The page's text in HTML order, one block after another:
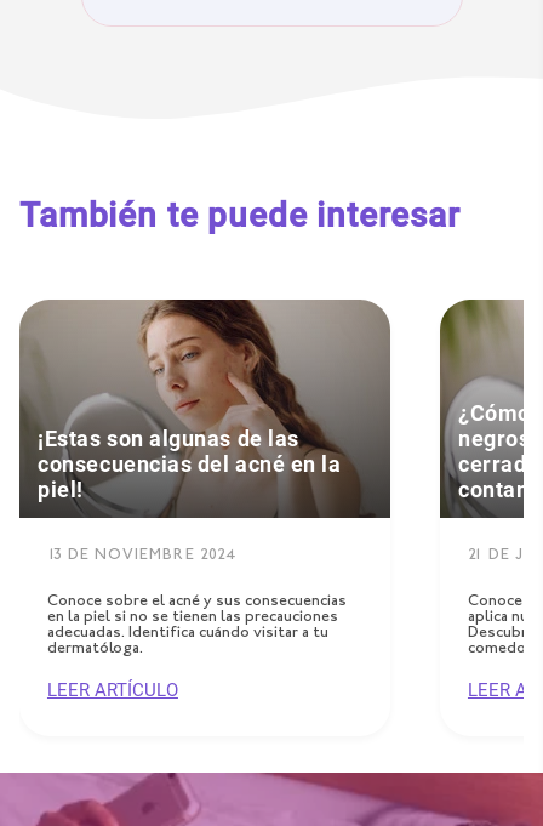
También te puede interesar
¡Estas son algunas de las
consecuencias del acné en la
piel!
13 DE NOVIEMBRE 2024
Conoce sobre el acné y sus consecuencias
en la piel si no se tienen las precauciones
adecuadas. Identifica cuándo visitar a tu
dermatóloga.
LEER ARTÍCULO
¿Cómo
negros
21 DE
Conoce
aplica
Descubre
LEER